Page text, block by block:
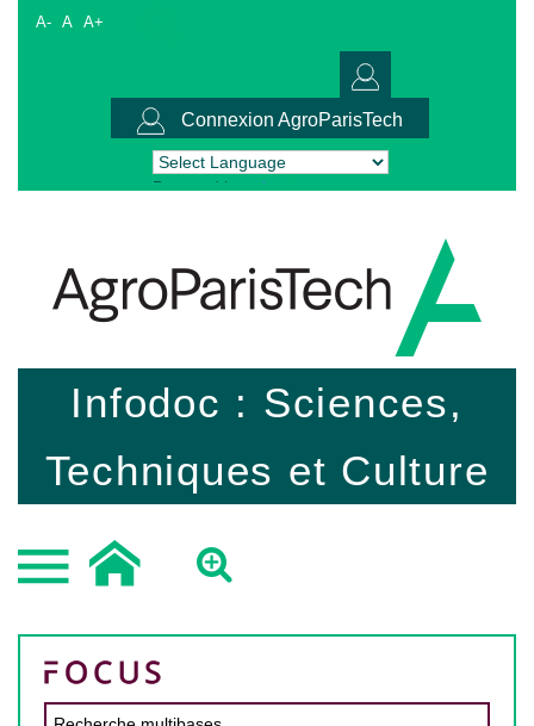
A- A A+
Connexion AgroParisTech
Powered by Translate
Infodoc : Sciences,
Techniques et Culture